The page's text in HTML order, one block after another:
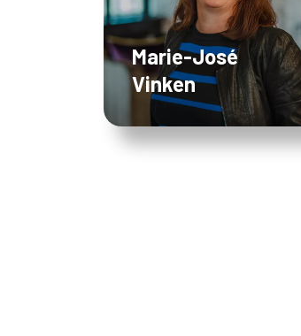
Marie-José
Vinken